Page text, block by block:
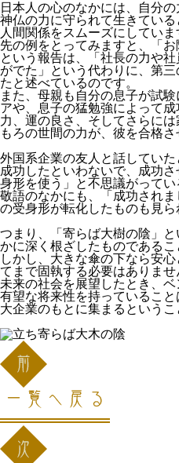
日本人の心のなかには、自分
神仏の力に守られて生きてい
人間関係をスムーズにしていま
先の例をとってみますと、「
という報告は、「社長の力や
がでた」という代わりに、第
たと述べているのです。
また、母親も自分の息子が試
アや、息子の猛勉強によって
力、運の良さ、そしてさらに
もろの世間の力が、彼を合格
外国系企業の友人と話してい
成功したといわないで、成功
身形を使う」と不思議がってい
敬語のなかにも、「成功され
の受身形が転化したものも見ら
つまり、「寄らば大樹の陰」
かに深く根ざしたものであるこ
しかし、大きな傘の下なら安
てまで固執する必要はありませ
未来の社会を展望したとき、
有望な将来性を持っているこ
大企業のもとに集まるというこ